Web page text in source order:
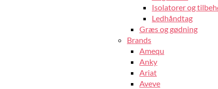
Isolatorer og
Ledhåndtag
Græs og gødning
Brands
Amequ
Anky
Ariat
Aveve